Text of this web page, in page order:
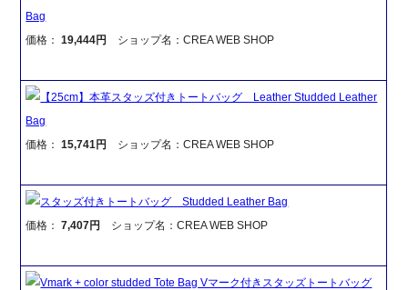
Bag
価格：19,444円 ショップ名：CREA WEB SHOP
【25cm】本革スタッズ付きトートバッグ Leather Studded Leather
Bag
価格：15,741円 ショップ名：CREA WEB SHOP
スタッズ付きトートバッグ Studded Leather Bag
価格：7,407円 ショップ名：CREA WEB SHOP
Vmark + color studded Tote Bag Vマーク付きスタッズトートバッグ